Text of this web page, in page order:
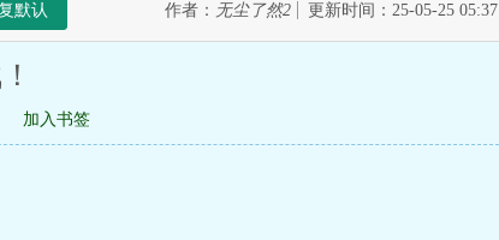
默认 作者： 无尘了然2 更新时间：25-05-25 05:37
加入书签